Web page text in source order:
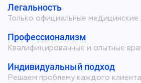
Легальность
Только официальные медицинские
Профессионализм
Квалифицированные и опытные
Индивидуальный подход
Решаем проблему каждого клиента